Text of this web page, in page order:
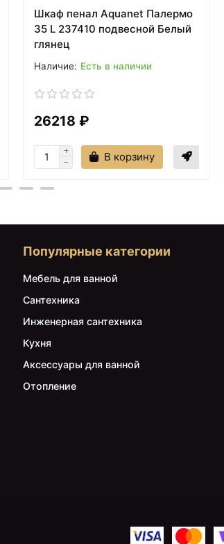
Шкаф пенал Aquanet Палермо
35 L 237410 подвесной Белый
глянец
Есть в наличии
26218 ₽
В корзину
Популярные категории
Мебель для ванной
Сантехника
Инженерная сантехника
Кухня
Аксессуары для ванной
Отопление